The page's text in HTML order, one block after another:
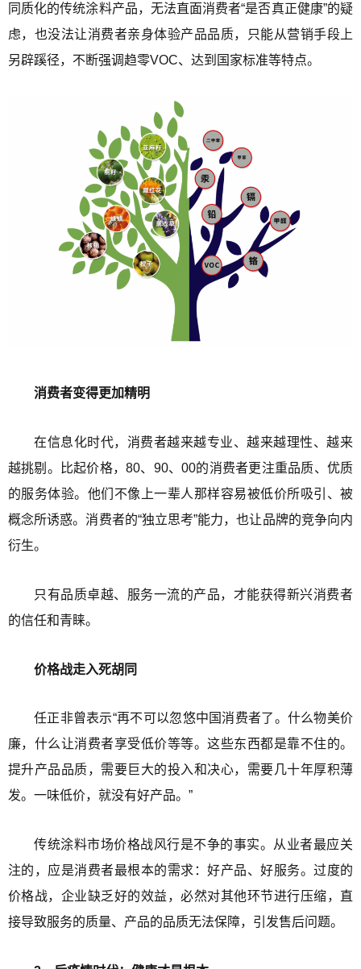
同质化的传统涂料产品，无法直面消费者“是否真正健康”的疑
虑，也没法让消费者亲身体验产品品质，只能从营销手段上
另辟蹊径，不断强调趋零VOC、达到国家标准等特点。
消费者变得更加精明
在信息化时代，消费者越来越专业、越来越理性、越来
越挑剔。比起价格，80、90、00的消费者更注重品质、优质
的服务体验。他们不像上一辈人那样容易被低价所吸引、被
概念所诱惑。消费者的“独立思考”能力，也让品牌的竞争向内
衍生。
只有品质卓越、服务一流的产品，才能获得新兴消费者
的信任和青睐。
价格战走入死胡同
任正非曾表示“再不可以忽悠中国消费者了。什么物美价
廉，什么让消费者享受低价等等。这些东西都是靠不住的。
提升产品品质，需要巨大的投入和决心，需要几十年厚积薄
发。一味低价，就没有好产品。”
传统涂料市场价格战风行是不争的事实。从业者最应关
注的，应是消费者最根本的需求：好产品、好服务。过度的
价格战，企业缺乏好的效益，必然对其他环节进行压缩，直
接导致服务的质量、产品的品质无法保障，引发售后问题。